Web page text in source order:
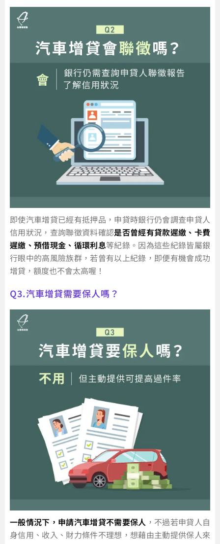
即使汽車增貸已經有抵押品，申貸時銀行仍會調查申貸人
信用狀況，查詢聯徵資料確認是否曾經有貸款遲繳、卡費
遲繳、預借現金、循環利息等紀錄。因為這些紀錄皆屬銀
行眼中的高風險族群，若曾有以上紀錄，即便有機會成功
增貸，額度也不會太高喔！
Q3.汽車增貸需要保人嗎？
一般情況下，申請汽車增貸不需要保人 ，不過若申貸人自
身信用、收入、財力條件不理想，想藉由主動提供保人來